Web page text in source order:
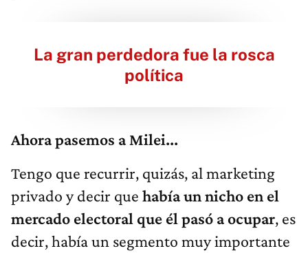
La gran perdedora fue la rosca
política
Ahora pasemos a Milei...
Tengo que recurrir, quizás, al marketing
privado y decir que había un nicho en el
mercado electoral que él pasó a ocupar, es
decir, había un segmento muy importante